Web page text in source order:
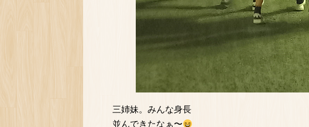
三姉妹。みんな身長
並んできたなぁ〜